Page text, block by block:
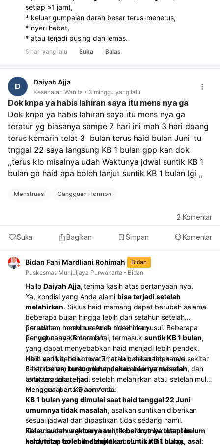
setiap ≤1 jam),
* keluar gumpalan darah besar terus-menerus,
* nyeri hebat,
* atau terjadi pusing dan lemas.
5 hari yang lalu Suka Balas
D Daiyah Ajja
Kesehatan Wanita 3 minggu yang lalu
Dok knpa ya habis lahiran saya itu mens nya ga
Dok knpa ya habis lahiran saya itu mens nya ga
teratur yg biasanya sampe 7 hari ini mah 3 hari doang
terus kemarin telat 3  bulan terus haid bulan Juni itu
tnggal 22 saya langsung KB 1 bulan gpp kan dok
,,terus klo misalnya udah Waktunya jdwal suntik KB 1
bulan ga haid apa boleh lanjut suntik KB 1 bulan lgi ,,
Menstruasi Gangguan Hormon
Suka Bagikan Simpan Komentar
2 Komentar
Bidan Fani Mardliani Rohimah
Bidan
Puskesmas Munjuljaya Purwakarta
Bidan
Hallo Daiyah Ajja, terima kasih atas pertanyaan nya.
Ya, kondisi yang Anda alami bisa terjadi setelah
melahirkan. Siklus haid memang dapat berubah selama
beberapa bulan hingga lebih dari setahun setelah
persalinan, meskipun Anda tidak menyusui. Beberapa
penyebabnya antara lain:
Perubahan hormon setelah melahirkan.
Penggunaan KB hormonal, termasuk suntik KB 1 bulan,
yang dapat menyebabkan haid menjadi lebih pendek,
lebih sedikit, tidak teratur, atau bahkan tidak haid.
Faktor stres, kurang tidur, perubahan berat badan, dan
aktivitas sehari-hari.
Haid yang sebelumnya 7 hari lalu sekarang hanya sekitar
3 haribelum tentu menandakan adanya masalah,
terutama bila terjadi setelah melahirkan atau setelah mulai
menggunakan KB hormonal.
Mengenai pertanyaan Anda:
KB 1 bulan yang dimulai saat haid tanggal 22 Juni
umumnya tidak masalah, asalkan suntikan diberikan
sesuai jadwal dan dipastikan tidak sedang hamil.
Kalau sudah waktunya suntik berikutnya tetapi belum
haid, tetap boleh melanjutkan suntik KB 1 bulan, asal:
Bila ada kemungkinan hamil, sebaiknya lakukantes
kehamilan terlebih dahulusebelum suntik ulang.